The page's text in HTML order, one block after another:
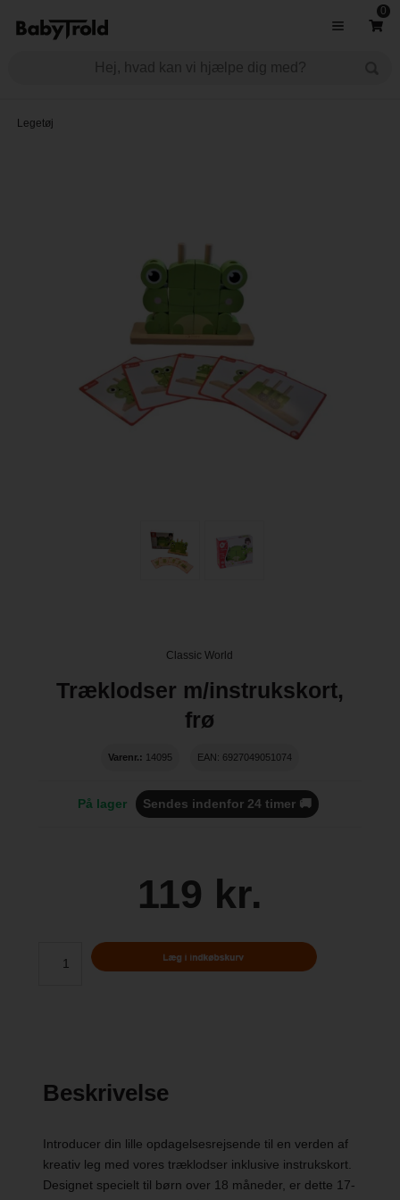
0
Legetøj
Classic World
Træklodser m/instrukskort,
frø
Varenr.: 14095 EAN: 6927049051074
På lager Sendes indenfor 24 timer 🚚
119 kr.
Beskrivelse
Introducer din lille opdagelsesrejsende til en verden af
kreativ leg med vores træklodser inklusive instrukskort.
Designet specielt til børn over 18 måneder, er dette 17-